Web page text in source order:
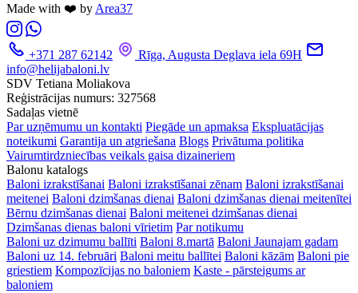
Made with ❤️ byArea37
+371 287 62142
Rīga, Augusta Deglava iela 69H
info@helijabaloni.lv
SDV Tetiana Moliakova
Reģistrācijas numurs: 327568
Sadaļas vietnē
Par uzņēmumu un kontakti Piegāde un apmaksa Ekspluatācijas
noteikumi Garantija un atgriešana Blogs Privātuma politika
Vairumtirdzniecības veikals gaisa dizaineriem
Balonu katalogs
Baloni izrakstīšanai Baloni izrakstīšanai zēnam Baloni izrakstīšanai
meitenei Baloni dzimšanas dienai Baloni dzimšanas dienai meitenītei
Bērnu dzimšanas dienai Baloni meitenei dzimšanas dienai
Dzimšanas dienas baloni vīrietim Par notikumu
Baloni uz dzimumu ballīti Baloni 8.martā Baloni Jaunajam gadam
Baloni uz 14. februāri Baloni meitu ballītei Baloni kāzām Baloni pie
griestiem Kompozīcijas no baloniem Kaste - pārsteigums ar
baloniem